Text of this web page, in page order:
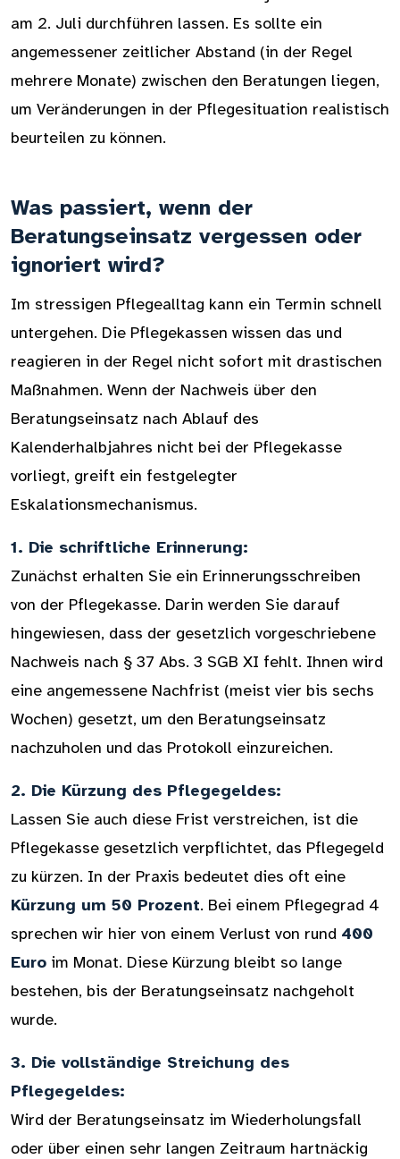
am 2. Juli durchführen lassen. Es sollte ein
angemessener zeitlicher Abstand (in der Regel
mehrere Monate) zwischen den Beratungen liegen,
um Veränderungen in der Pflegesituation realistisch
beurteilen zu können.
Was passiert, wenn der
Beratungseinsatz vergessen oder
ignoriert wird?
Im stressigen Pflegealltag kann ein Termin schnell
untergehen. Die Pflegekassen wissen das und
reagieren in der Regel nicht sofort mit drastischen
Maßnahmen. Wenn der Nachweis über den
Beratungseinsatz nach Ablauf des
Kalenderhalbjahres nicht bei der Pflegekasse
vorliegt, greift ein festgelegter
Eskalationsmechanismus.
1. Die schriftliche Erinnerung:
Zunächst erhalten Sie ein Erinnerungsschreiben
von der Pflegekasse. Darin werden Sie darauf
hingewiesen, dass der gesetzlich vorgeschriebene
Nachweis nach § 37 Abs. 3 SGB XI fehlt. Ihnen wird
eine angemessene Nachfrist (meist vier bis sechs
Wochen) gesetzt, um den Beratungseinsatz
nachzuholen und das Protokoll einzureichen.
2. Die Kürzung des Pflegegeldes:
Lassen Sie auch diese Frist verstreichen, ist die
Pflegekasse gesetzlich verpflichtet, das Pflegegeld
zu kürzen. In der Praxis bedeutet dies oft eine
Kürzung um 50 Prozent. Bei einem Pflegegrad 4
sprechen wir hier von einem Verlust von rund 400
Euro im Monat. Diese Kürzung bleibt so lange
bestehen, bis der Beratungseinsatz nachgeholt
wurde.
3. Die vollständige Streichung des
Pflegegeldes:
Wird der Beratungseinsatz im Wiederholungsfall
oder über einen sehr langen Zeitraum hartnäckig